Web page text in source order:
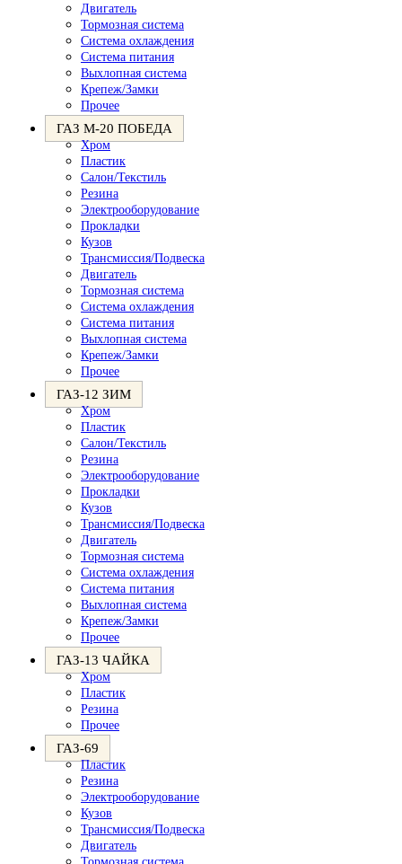
Двигатель
Тормозная система
Система охлаждения
Система питания
Выхлопная система
Крепеж/Замки
Прочее
ГАЗ М-20 ПОБЕДА
Хром
Пластик
Салон/Текстиль
Резина
Электрооборудование
Прокладки
Кузов
Трансмиссия/Подвеска
Двигатель
Тормозная система
Система охлаждения
Система питания
Выхлопная система
Крепеж/Замки
Прочее
ГАЗ-12 ЗИМ
Хром
Пластик
Салон/Текстиль
Резина
Электрооборудование
Прокладки
Кузов
Трансмиссия/Подвеска
Двигатель
Тормозная система
Система охлаждения
Система питания
Выхлопная система
Крепеж/Замки
Прочее
ГАЗ-13 ЧАЙКА
Хром
Пластик
Резина
Прочее
ГАЗ-69
Пластик
Резина
Электрооборудование
Кузов
Трансмиссия/Подвеска
Двигатель